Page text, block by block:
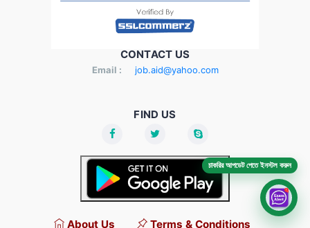
CONTACT US
Email : job.aid@yahoo.com
FIND US
About Us Terms & Conditions
চাকরির আপডেট পেতে ইনস্টল করুন